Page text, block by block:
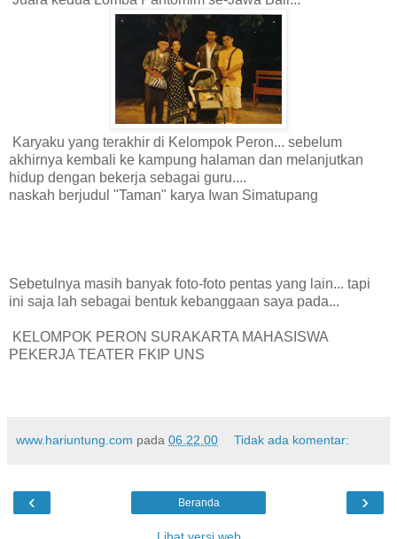
Karyaku yang terakhir di Kelompok Peron... sebelum
akhirnya kembali ke kampung halaman dan melanjutkan
hidup dengan bekerja sebagai guru....
naskah berjudul "Taman" karya Iwan Simatupang
Sebetulnya masih banyak foto-foto pentas yang lain... tapi
ini saja lah sebagai bentuk kebanggaan saya pada...
KELOMPOK PERON SURAKARTA MAHASISWA
PEKERJA TEATER FKIP UNS
www.hariuntung.com pada 06.22.00 Tidak ada komentar:
‹ ›
Beranda